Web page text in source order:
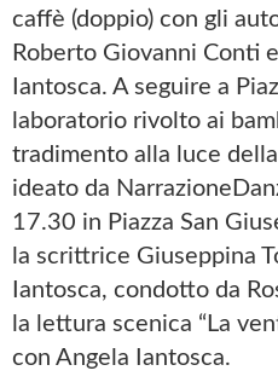
caffè (doppio) con gli
Roberto Giovanni Conti
Iantosca. A seguire a
laboratorio rivolto ai
tradimento alla luce
ideato da
17.30 in Piazza San
la scrittrice Giuseppina
Iantosca, condotto da
la lettura scenica “La
con Angela Iantosca.